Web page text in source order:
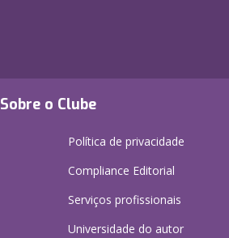
Sobre o Clube
Política de privacidade
Compliance Editorial
Serviços profissionais
Universidade do autor